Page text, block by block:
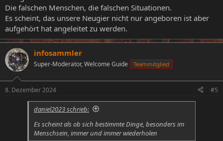
Die falschen Menschen, die falschen Situationen.
Es scheint, das unsere Neugier nicht nur angeboren ist aber
aufgehört hat angeleitet zu werden.
infosammler
Super-Moderator, Welcome Guide Teammitglied
8. Dezember 2024 #5
daniel2023 schrieb:
Es scheint als ob sich bestimmte Dinge, besonders im
Menschsein, immer und immer wiederholen